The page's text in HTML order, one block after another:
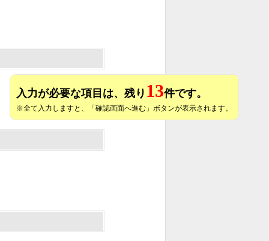
入力が必要な項目は、残り 13件です。
※全て入力しますと、「確認画面へ進む」ボタンが表示されます。